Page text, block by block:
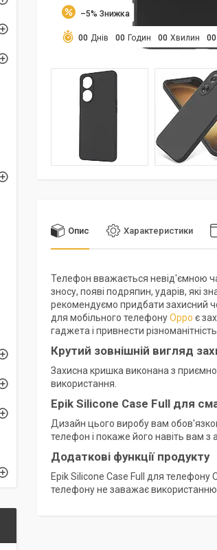
–5%
00 Днів 00 Годин 00 Хвилин 00
Опис Характеристики
Телефон вважається невід'ємною
зносу, появі подряпин, ударів, які
рекомендуємо придбати захисний
для мобільного телефонуOppo є
гаджета і привнести
Крутий зовнішній вигляд
Захисна кришка виконана з
використання.
Epik Silicone Case Full для
Дизайн цього виробу вам
телефон і покаже його навіть вам з
Додаткові функції продукту
Epik Silicone Case Full для телефону
телефону не заважає використанню